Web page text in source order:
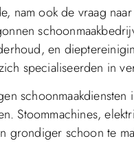
nam ook de vraag
en
specialiseerden in
schoonmaakdiensten
Stoommachines,
grondiger schoon te